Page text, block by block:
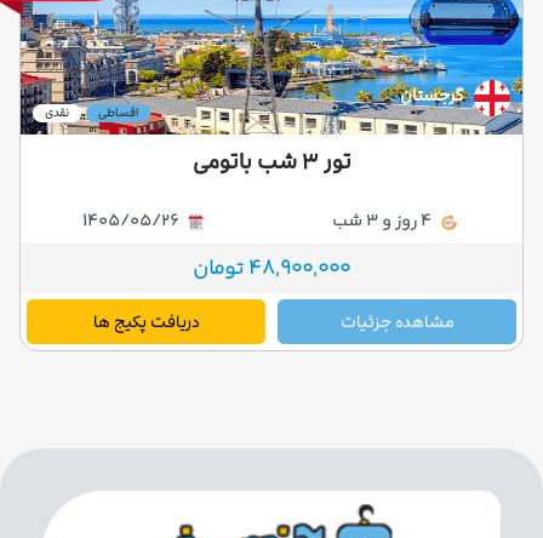
گرجستان
نقدی اقساطی
تور ۳ شب باتومی
48,900,000 تومان
مشاهده جزئیات دریافت پکیج ها